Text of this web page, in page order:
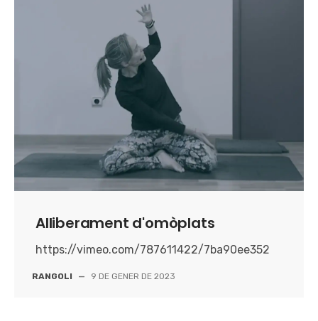
Alliberament d'omòplats
https://vimeo.com/787611422/7ba90ee352
RANGOLI — 9 DE GENER DE 2023